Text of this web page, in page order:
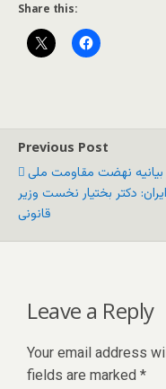
Share this:
Previous Post
بيانيه نهضت مقاومت ملی
ایران: دکتر بختیار نخست وزیر
قانونی
Leave a Reply
Your email address
fields are marked *